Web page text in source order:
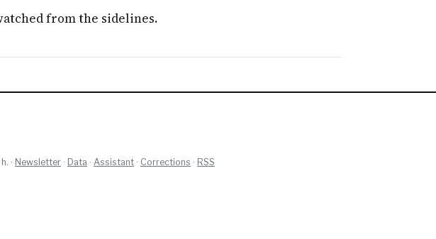
from the sidelines.
· Newsletter · Data · Assistant · Corrections · RSS